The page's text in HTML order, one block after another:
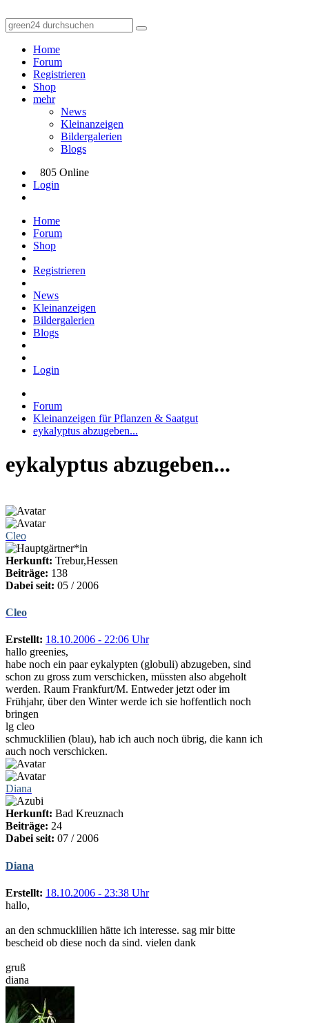
Home
Forum
Registrieren
Shop
mehr
News
Kleinanzeigen
Bildergalerien
Blogs
805 Online
Login
Home
Forum
Shop
Registrieren
News
Kleinanzeigen
Bildergalerien
Blogs
Login
Forum
Kleinanzeigen für Pflanzen & Saatgut
eykalyptus abzugeben...
eykalyptus abzugeben...
Cleo
Herkunft: Trebur,Hessen
Beiträge: 138
Dabei seit: 05 / 2006
Cleo
Erstellt: 18.10.2006 - 22:06 Uhr
hallo greenies,
habe noch ein paar eykalypten (globuli) abzugeben, sind
schon zu gross zum verschicken, müssten also abgeholt
werden. Raum Frankfurt/M. Entweder jetzt oder im
Frühjahr, über den Winter werde ich sie hoffentlich noch
bringen
lg cleo
schmucklilien (blau), hab ich auch noch übrig, die kann ich
auch noch verschicken.
Diana
Herkunft: Bad Kreuznach
Beiträge: 24
Dabei seit: 07 / 2006
Diana
Erstellt: 18.10.2006 - 23:38 Uhr
hallo,
an den schmucklilien hätte ich interesse. sag mir bitte
bescheid ob diese noch da sind. vielen dank
gruß
diana